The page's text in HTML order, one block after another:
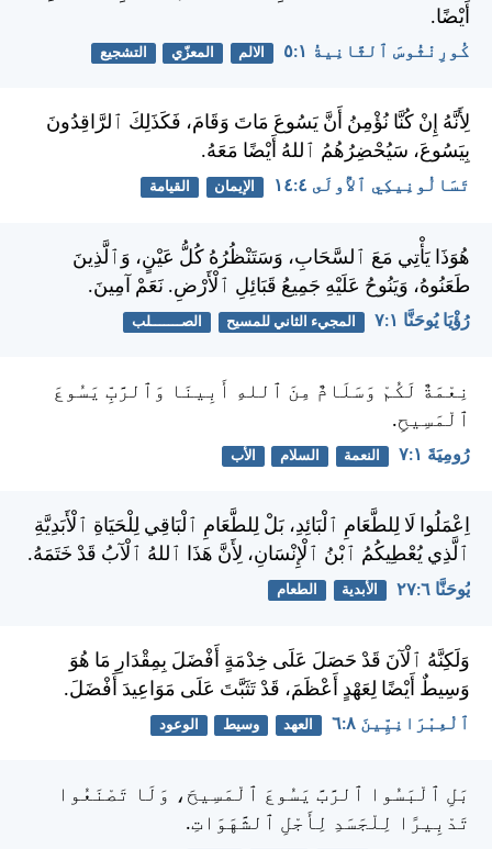
أَيْضًا.
كُورِنْثُوسَ ٱلثَّانِيةُ ١:‏٥ الالم المعزّي التشجيع
لِأَنَّهُ إِنْ كُنَّا نُؤْمِنُ أَنَّ يَسُوعَ مَاتَ وَقَامَ، فَكَذَلِكَ ٱلرَّاقِدُونَ
بِيَسُوعَ، سَيُحْضِرُهُمُ ٱللهُ أَيْضًا مَعَهُ.
تَسَالُونِيكِي ٱلأُولَى ٤:‏١٤ الإيمان القيامة
هُوَذَا يَأْتِي مَعَ ٱلسَّحَابِ، وَسَتَنْظُرُهُ كُلُّ عَيْنٍ، وَٱلَّذِينَ
طَعَنُوهُ، وَيَنُوحُ عَلَيْهِ جَمِيعُ قَبَائِلِ ٱلْأَرْضِ. نَعَمْ آمِينَ.
رُؤْيَا يُوحَنَّا ١:‏٧ المجيء الثاني للمسيح الصـــــــلب
نِعْمَةٌ لَكُمْ وَسَلَامٌ مِنَ ٱللهِ أَبِينَا وَٱلرَّبِّ يَسُوعَ
ٱلْمَسِيحِ.
رُومِيَةَ ١:‏٧ النعمة السلام الأب
اِعْمَلُوا لَا لِلطَّعَامِ ٱلْبَائِدِ، بَلْ لِلطَّعَامِ ٱلْبَاقِي لِلْحَيَاةِ ٱلْأَبَدِيَّةِ
ٱلَّذِي يُعْطِيكُمُ ٱبْنُ ٱلْإِنْسَانِ، لِأَنَّ هَذَا ٱللهُ ٱلْآبُ قَدْ خَتَمَهُ.
يُوحَنَّا ٦:‏٢٧ الأبدية الطعام
وَلَكِنَّهُ ٱلْآنَ قَدْ حَصَلَ عَلَى خِدْمَةٍ أَفْضَلَ بِمِقْدَارِ مَا هُوَ
وَسِيطٌ أَيْضًا لِعَهْدٍ أَعْظَمَ، قَدْ تَثَبَّتَ عَلَى مَوَاعِيدَ أَفْضَلَ.
ٱلْعِبْرَانِيِّينَ ٨:‏٦ العهد وسيط الوعود
بَلِ ٱلْبَسُوا ٱلرَّبَّ يَسُوعَ ٱلْمَسِيحَ، وَلَا تَصْنَعُوا
تَدْبِيرًا لِلْجَسَدِ لِأَجْلِ ٱلشَّهَوَاتِ.